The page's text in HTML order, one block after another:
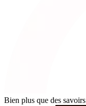
Bien plus que des savoirs